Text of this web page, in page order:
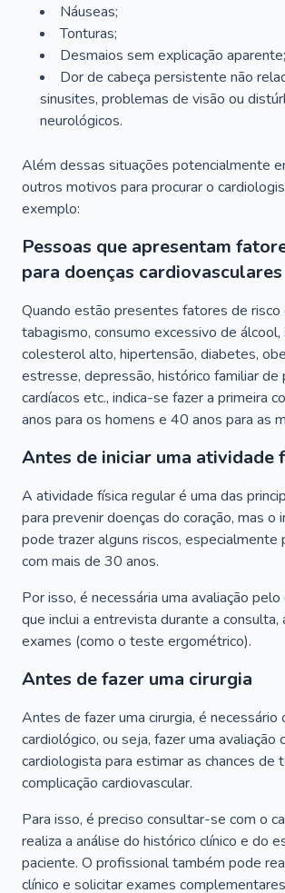
Náuseas;
Tonturas;
Desmaios sem explicação aparente;
Dor de cabeça persistente não
sinusites, problemas de visão ou
neurológicos.
Além dessas situações potencialmente
outros motivos para procurar o
exemplo:
Pessoas que apresentam
para doenças cardiovasculares
Quando estão presentes fatores de risco
tabagismo, consumo excessivo de
colesterol alto, hipertensão, diabetes,
estresse, depressão, histórico familiar de
cardíacos etc., indica-se fazer a primeira
anos para os homens e 40 anos para as
Antes de iniciar uma atividade
A atividade física regular é uma das
para prevenir doenças do coração, mas o
pode trazer alguns riscos, especialmente
com mais de 30 anos.
Por isso, é necessária uma avaliação
que inclui a entrevista durante a consulta,
exames (como o teste ergométrico).
Antes de fazer uma cirurgia
Antes de fazer uma cirurgia, é
cardiológico, ou seja, fazer uma avaliação
cardiologista para estimar as chances de
complicação cardiovascular.
Para isso, é preciso consultar-se com o
realiza a análise do histórico clínico e do
paciente. O profissional também pode
clínico e solicitar exames